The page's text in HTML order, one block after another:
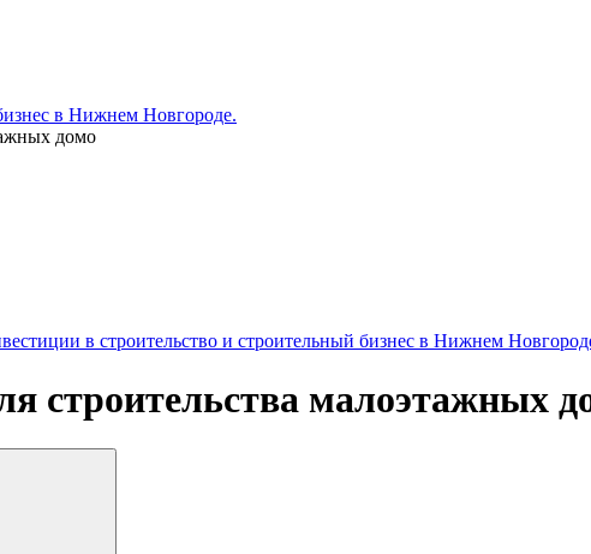
в Нижнем Новгороде.
домо
в строительство и строительный бизнес в Нижнем
строительства малоэтажных